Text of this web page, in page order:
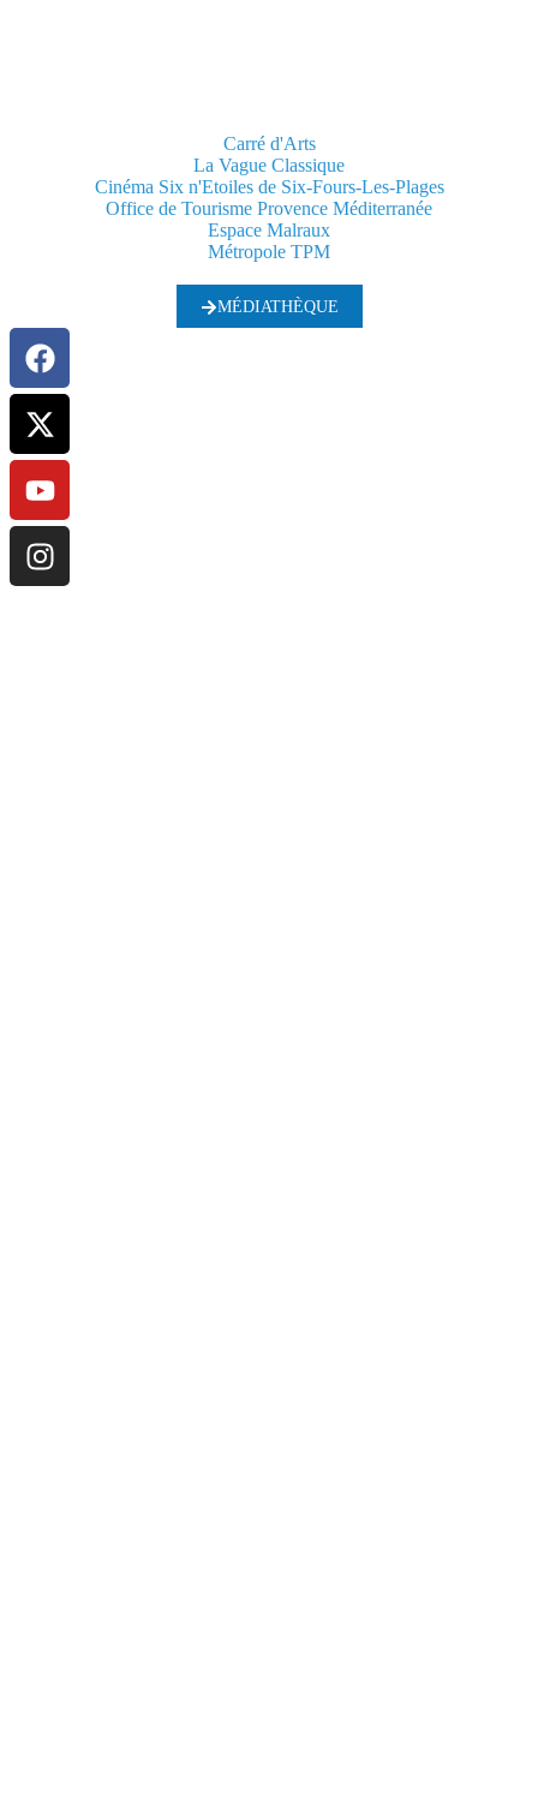
Carré d'Arts
La Vague Classique
Cinéma Six n'Etoiles de Six-Fours-Les-Plages
Office de Tourisme Provence Méditerranée
Espace Malraux
Métropole TPM
MÉDIATHÈQUE